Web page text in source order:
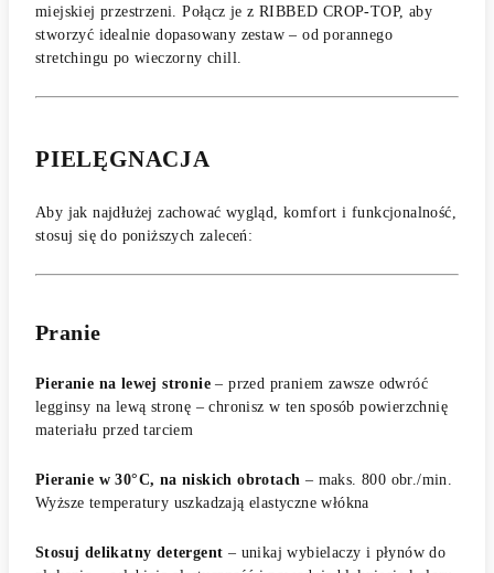
miejskiej przestrzeni. Połącz je z RIBBED CROP-TOP, aby
stworzyć idealnie dopasowany zestaw – od porannego
stretchingu po wieczorny chill.
PIELĘGNACJA
Aby jak najdłużej zachować wygląd, komfort i funkcjonalność,
stosuj się do poniższych zaleceń:
Pranie
Pieranie na lewej stronie – przed praniem zawsze odwróć
legginsy na lewą stronę – chronisz w ten sposób powierzchnię
materiału przed tarciem
Pieranie w 30°C, na niskich obrotach – maks. 800 obr./min.
Wyższe temperatury uszkadzają elastyczne włókna
Stosuj delikatny detergent – unikaj wybielaczy i płynów do